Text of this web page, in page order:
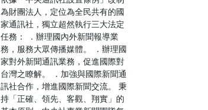
為財團法人，定位為全民共有的國
家通訊社，獨立超然執行三大法定
任務： ．辦理國內外新聞報導業
務，服務大眾傳播媒體。 ．辦理國
家對外新聞通訊業務，促進國際對
台灣之瞭解。 ．加強與國際新聞通
訊社合作，增進國際新聞交流。 秉
持「正確、領先、客觀、翔實」的